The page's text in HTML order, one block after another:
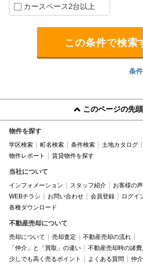
カースペース2台以上
条
このページの先
物件を探す
学区検索 町名検索 条件検索 土地カタログ
物件レポート
賃貸物件を探す
当社について
インフォメーション スタッフ紹介 お客様の声
WEBチラシ
お問い合わせ 会員登録 ログイ
各種ダウンロード
不動産売却について
売却について 売却査定
不動産売却の流れ
「仲介」と「買取」の違い
不動産売却時の諸費
少しでも高く売るポイント
よくある質問
仲